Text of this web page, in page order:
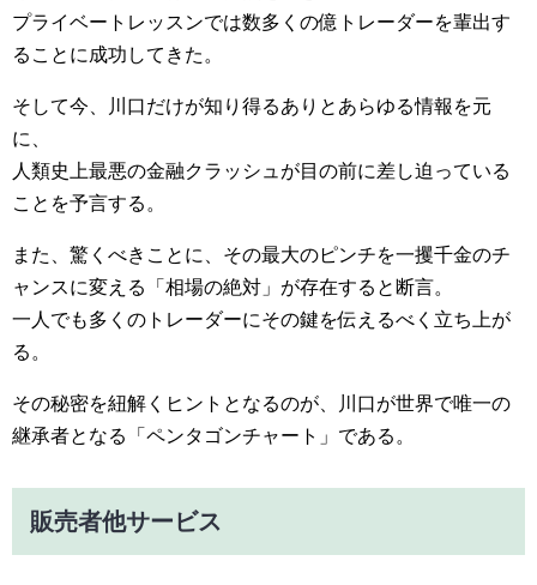
プライベートレッスンでは数多くの億トレーダーを輩出す
ることに 成功してきた。
そして今、川口だけが知り得るありとあらゆる情報を元
に、
人類史上最悪の金融クラッシュが目の前に差し迫っている
ことを予言する。
また、驚くべきことに、その最大のピンチを一攫千金のチ
ャンスに変える「相場の絶対」が存在すると断言。
一人でも多くのトレーダーにその鍵を伝えるべく立ち上が
る。
その秘密を紐解くヒントとなるのが、川口が世界で唯一の
継承者と なる「ペンタゴンチャート」である。
販売者他サービス